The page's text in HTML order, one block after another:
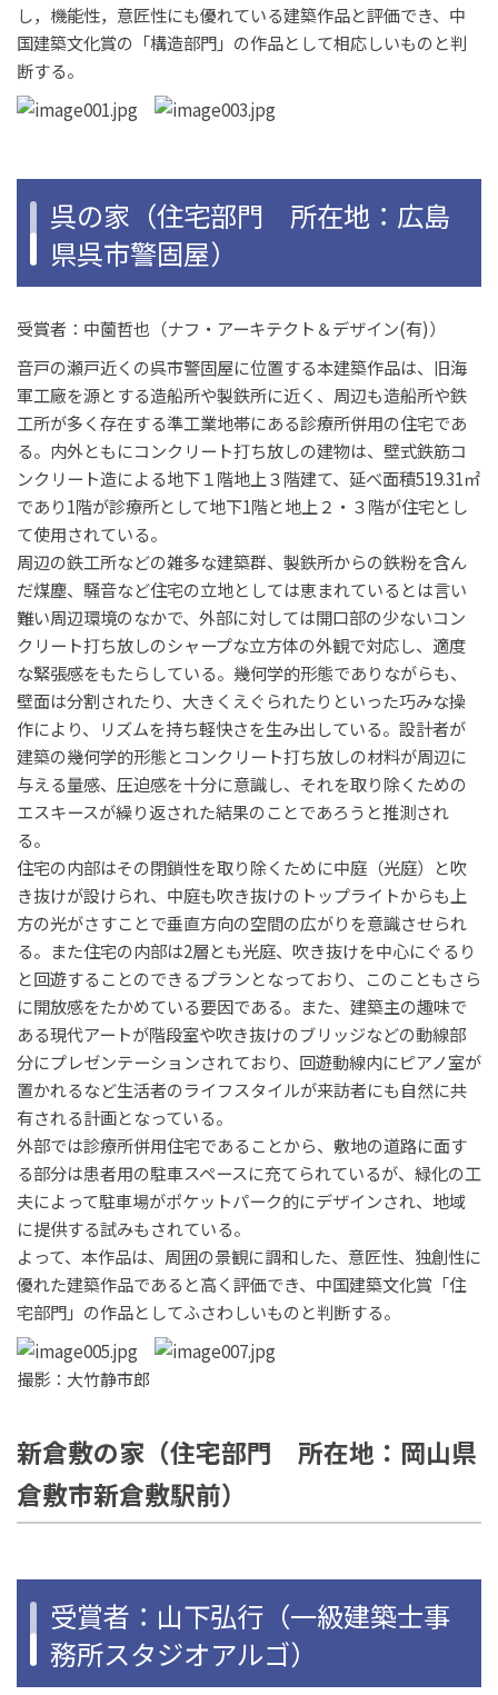
し，機能性，意匠性にも優れている建築作品と評価でき、中
国建築文化賞の「構造部門」の作品として相応しいものと判
断する。
呉の家（住宅部門 所在地：広島
県呉市警固屋）
受賞者：中薗哲也（ナフ・アーキテクト＆デザイン(有)）
音戸の瀬戸近くの呉市警固屋に位置する本建築作品は、旧海
軍工廠を源とする造船所や製鉄所に近く、周辺も造船所や鉄
工所が多く存在する準工業地帯にある診療所併用の住宅であ
る。内外ともにコンクリート打ち放しの建物は、壁式鉄筋コ
ンクリート造による地下１階地上３階建て、延べ面積519.31㎡
であり1階が診療所として地下1階と地上２・３階が住宅とし
て使用されている。
周辺の鉄工所などの雑多な建築群、製鉄所からの鉄粉を含ん
だ煤塵、騒音など住宅の立地としては恵まれているとは言い
難い周辺環境のなかで、外部に対しては開口部の少ないコン
クリート打ち放しのシャープな立方体の外観で対応し、適度
な緊張感をもたらしている。幾何学的形態でありながらも、
壁面は分割されたり、大きくえぐられたりといった巧みな操
作により、リズムを持ち軽快さを生み出している。設計者が
建築の幾何学的形態とコンクリート打ち放しの材料が周辺に
与える量感、圧迫感を十分に意識し、それを取り除くための
エスキースが繰り返された結果のことであろうと推測され
る。
住宅の内部はその閉鎖性を取り除くために中庭（光庭）と吹
き抜けが設けられ、中庭も吹き抜けのトップライトからも上
方の光がさすことで垂直方向の空間の広がりを意識させられ
る。また住宅の内部は2層とも光庭、吹き抜けを中心にぐるり
と回遊することのできるプランとなっており、このこともさら
に開放感をたかめている要因である。また、建築主の趣味で
ある現代アートが階段室や吹き抜けのブリッジなどの動線部
分にプレゼンテーションされており、回遊動線内にピアノ室が
置かれるなど生活者のライフスタイルが来訪者にも自然に共
有される計画となっている。
外部では診療所併用住宅であることから、敷地の道路に面す
る部分は患者用の駐車スペースに充てられているが、緑化の工
夫によって駐車場がポケットパーク的にデザインされ、地域
に提供する試みもされている。
よって、本作品は、周囲の景観に調和した、意匠性、独創性に
優れた建築作品であると高く評価でき、中国建築文化賞「住
宅部門」の作品としてふさわしいものと判断する。
撮影：大竹静市郎
新倉敷の家（住宅部門 所在地：岡山県
倉敷市新倉敷駅前）
受賞者：山下弘行（一級建築士事
務所スタジオアルゴ）